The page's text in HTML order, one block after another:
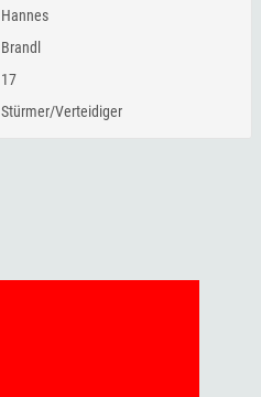
Hannes
Brandl
17
Stürmer/Verteidiger